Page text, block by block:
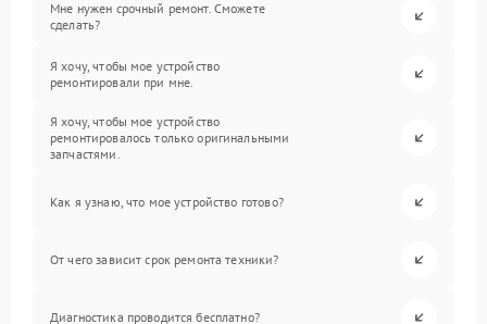
Мне нужен срочный ремонт. Сможете
сделать?
Я хочу, чтобы мое устройство
ремонтировали при мне.
Я хочу, чтобы мое устройство
ремонтировалось только оригинальными
запчастями.
Как я узнаю, что мое устройство готово?
От чего зависит срок ремонта техники?
Диагностика проводится бесплатно?